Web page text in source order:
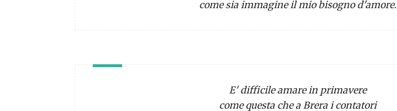
come sia immagine il mio bisogno d'amore.
E' difficile amare in primavere
come questa che a Brera i contatori